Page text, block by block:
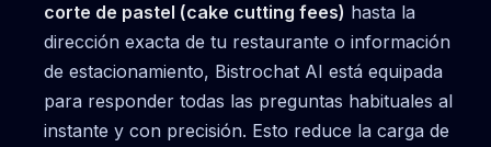
corte de pastel (cake cutting fees) hasta la
dirección exacta de tu restaurante o información
de estacionamiento, Bistrochat AI está equipada
para responder todas las preguntas habituales al
instante y con precisión. Esto reduce la carga de